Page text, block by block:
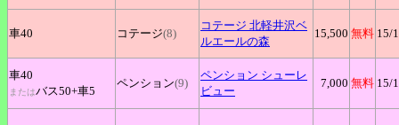
車40 コテージ(8)
コテージ 北軽井沢ベ
ルエールの森
15,500 無料 15/
車40
またはバス50+車5
ペンション(9)
ペンション シューレ
ビュー
7,000 無料 15/